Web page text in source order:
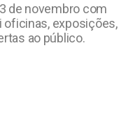
de novembro com
oficinas, exposições,
ao público.